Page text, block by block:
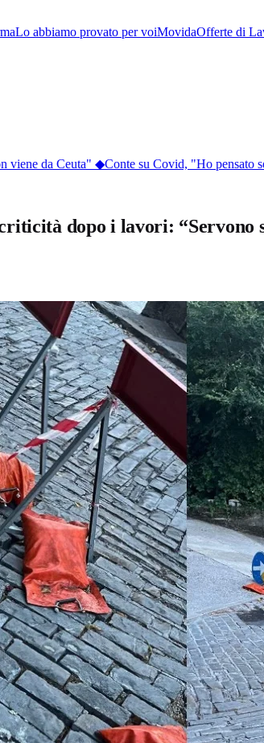
Lo abbiamo provato per voiMovidaOfferte di
da Ceuta"◆ Conte su Covid, "Ho pensato
dopo i lavori: “Servono